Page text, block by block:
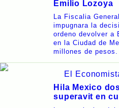
Emilio Lozoya
La Fiscalia
impugnara la
ordeno devolver a
en la Ciudad de
millones de pesos.
El
Hila Mexico
superavit en